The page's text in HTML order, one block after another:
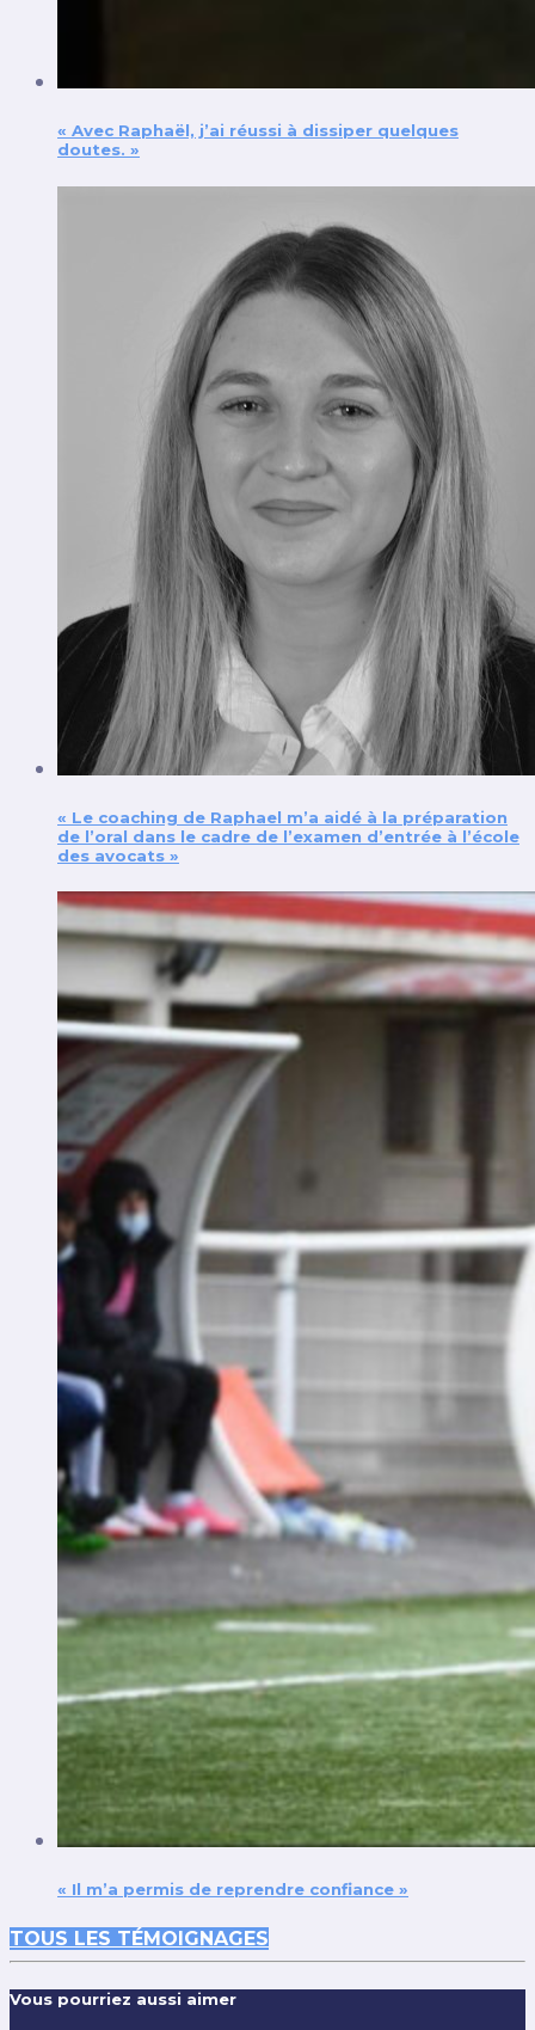
« Avec Raphaël, j’ai réussi à dissiper quelques
doutes. »
« Le coaching de Raphael m’a aidé à la préparation
de l’oral dans le cadre de l’examen d’entrée à l’école
des avocats »
« Il m’a permis de reprendre confiance »
TOUS LES TÉMOIGNAGES
Vous pourriez aussi aimer